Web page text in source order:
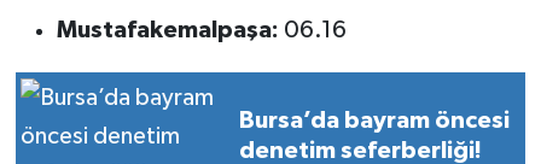
Mustafakemalpaşa: 06.16
Bursa’da bayram öncesi
denetim seferberliği!